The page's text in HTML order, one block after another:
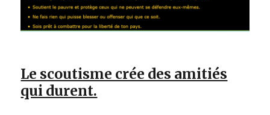
Le scoutisme crée des amitiés
qui durent.